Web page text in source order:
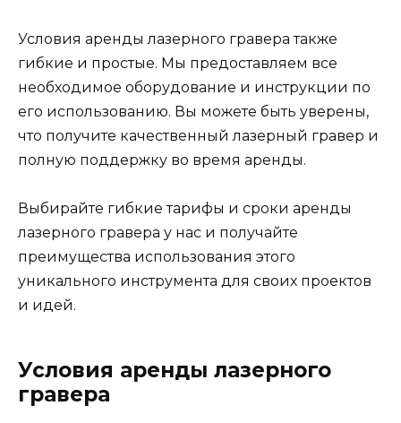
Условия аренды лазерного гравера также
гибкие и простые. Мы предоставляем все
необходимое оборудование и инструкции по
его использованию. Вы можете быть уверены,
что получите качественный лазерный гравер и
полную поддержку во время аренды.
Выбирайте гибкие тарифы и сроки аренды
лазерного гравера у нас и получайте
преимущества использования этого
уникального инструмента для своих проектов
и идей.
Условия аренды лазерного
гравера